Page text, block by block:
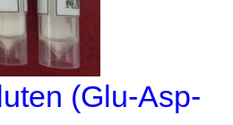
(Glu-Asp-